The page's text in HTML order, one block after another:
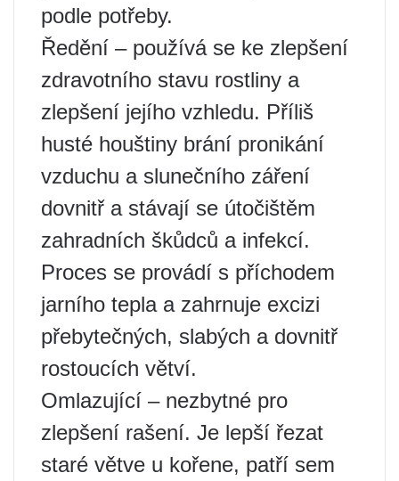
podle potřeby.
Ředění – používá se ke zlepšení
zdravotního stavu rostliny a
zlepšení jejího vzhledu. Příliš
husté houštiny brání pronikání
vzduchu a slunečního záření
dovnitř a stávají se útočištěm
zahradních škůdců a infekcí.
Proces se provádí s příchodem
jarního tepla a zahrnuje excizi
přebytečných, slabých a dovnitř
rostoucích větví.
Omlazující – nezbytné pro
zlepšení rašení. Je lepší řezat
staré větve u kořene, patří sem